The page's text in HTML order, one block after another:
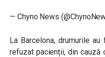
— Chyno News
La Barcelona, drumurile
refuzat pacienții, din cauză